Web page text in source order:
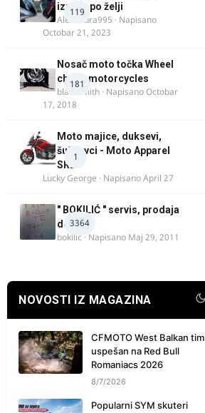
119
izrada po želji
Alexandra995 · Napisano
Octobar 21, 2023
181
Nosač moto točka Wheel
chock motorcycles
blacksmith · NapisanoOctobar
17, 2018
1
Moto majice, duksevi,
šuškavci - Moto Apparel
SRB
Lucky George · NapisanoApril 27
3364
" BOKILIĆ " servis, prodaja
delova
bokilic · Napisano Maj 29, 2011
NOVOSTI IZ MAGAZINA
CFMOTO West Balkan tim
uspešan na Red Bull
Romaniacs 2026
8/7/2026
Popularni SYM skuteri